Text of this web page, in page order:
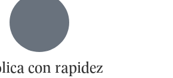
con rapidez